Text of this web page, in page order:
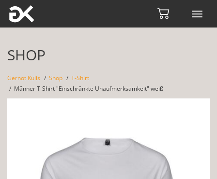
SHOP
Gernot Kulis Shop
T-Shirt
Männer T-Shirt "Einschränkte Unaufmerksamkeit" weiß